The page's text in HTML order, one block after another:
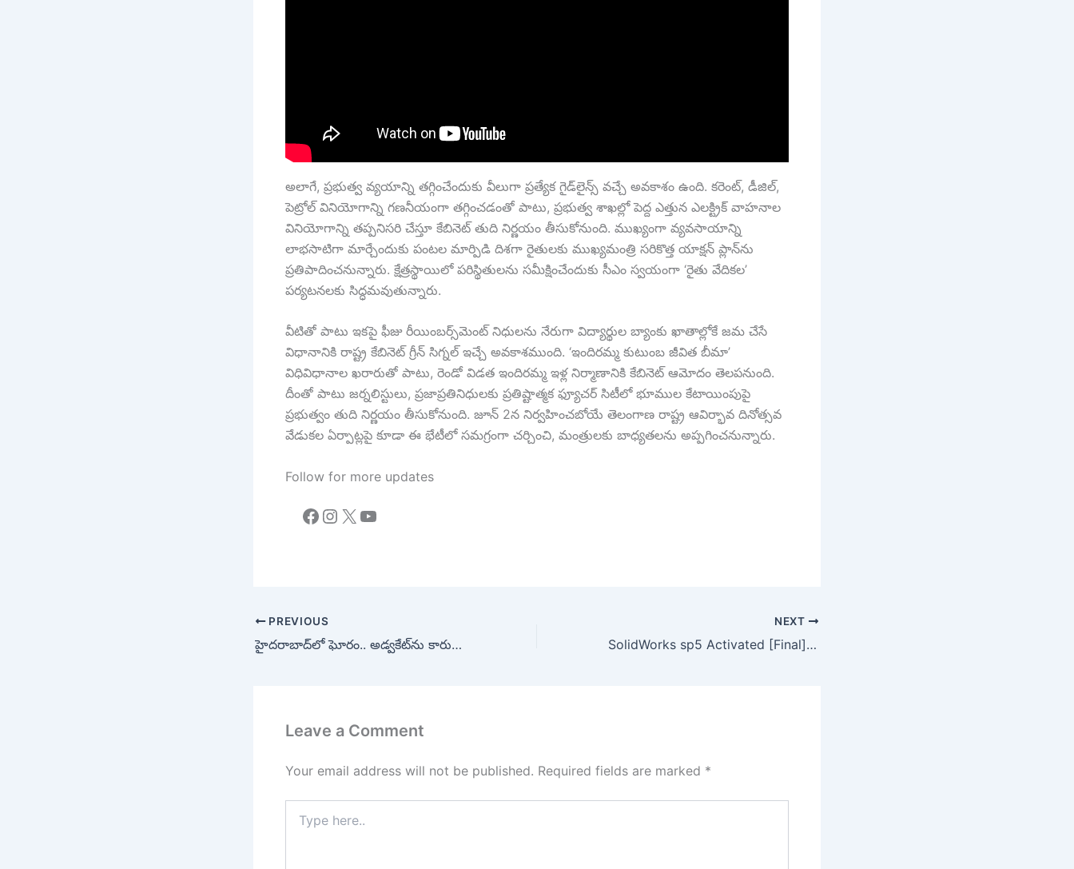
అలాగే, ప్రభుత్వ వ్యయాన్ని తగ్గించేందుకు వీలుగా ప్రత్యేక గైడ్‌లైన్స్ వచ్చే అవకాశం ఉంది. కరెంట్, డీజిల్,
పెట్రోల్ వినియోగాన్ని గణనీయంగా తగ్గించడంతో పాటు, ప్రభుత్వ శాఖల్లో పెద్ద ఎత్తున ఎలక్ట్రిక్ వాహనాల
వినియోగాన్ని తప్పనిసరి చేస్తూ కేబినెట్ తుది నిర్ణయం తీసుకోనుంది. ముఖ్యంగా వ్యవసాయాన్ని
లాభసాటిగా మార్చేందుకు పంటల మార్పిడి దిశగా రైతులకు ముఖ్యమంత్రి సరికొత్త యాక్షన్ ప్లాన్‌ను
ప్రతిపాదించనున్నారు. క్షేత్రస్థాయిలో పరిస్థితులను సమీక్షించేందుకు సీఎం స్వయంగా ‘రైతు వేదికల’
పర్యటనలకు సిద్ధమవుతున్నారు.
వీటితో పాటు ఇకపై ఫీజు రీయింబర్స్‌మెంట్ నిధులను నేరుగా విద్యార్థుల బ్యాంకు ఖాతాల్లోకే జమ చేసే
విధానానికి రాష్ట్ర కేబినెట్ గ్రీన్ సిగ్నల్ ఇచ్చే అవకాశముంది. ‘ఇందిరమ్మ కుటుంబ జీవిత బీమా’
విధివిధానాల ఖరారుతో పాటు, రెండో విడత ఇందిరమ్మ ఇళ్ల నిర్మాణానికి కేబినెట్ ఆమోదం తెలపనుంది.
దీంతో పాటు జర్నలిస్టులు, ప్రజాప్రతినిధులకు ప్రతిష్టాత్మక ఫ్యూచర్ సిటీలో భూముల కేటాయింపుపై
ప్రభుత్వం తుది నిర్ణయం తీసుకోనుంది. జూన్ 2న నిర్వహించబోయే తెలంగాణ రాష్ట్ర ఆవిర్భావ దినోత్సవ
వేడుకల ఏర్పాట్లపై కూడా ఈ భేటీలో సమగ్రంగా చర్చించి, మంత్రులకు బాధ్యతలను అప్పగించనున్నారు.
Follow for more updates
Facebook
Instagram
X YouTube
PREVIOUS
హైదరాబాద్‌లో ఘోరం.. అడ్వకేట్‌ను కారుతో తొక్కించిన కిరాతకులు
NEXT
SolidWorks sp5 Activated [Final] [Patch] Tested
Leave a Comment
Your email address will not be published. Required fields are marked *
here..